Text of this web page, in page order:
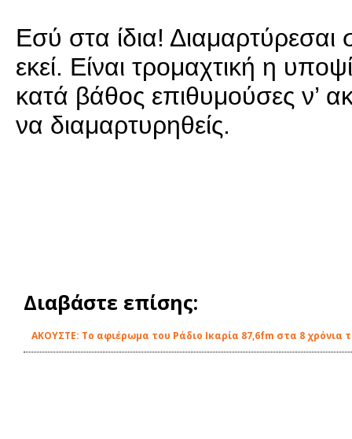
Εσύ στα ίδια!
εκεί. Είναι τρομαχτική η
κατά βάθος επιθυμούσες ν’
να διαμαρτυρηθείς.
Διαβάστε επίσης:
ΑΚΟΥΣΤΕ: Το αφιέρωμα του Ράδιο Ικαρία 87,6fm στα 8